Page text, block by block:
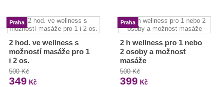
Praha
2 hod. ve wellness s
možností masáže pro 1
i 2 os.
500 Kč
349 Kč
Praha
2 h wellness pro 1 nebo
2 osoby a možnost
masáže
500 Kč
399 Kč